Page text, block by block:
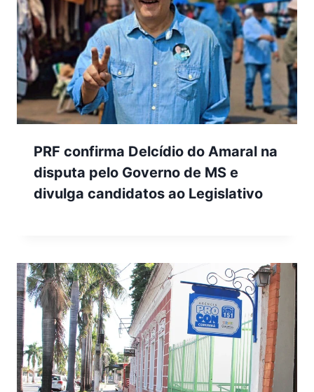
PRF confirma Delcídio do Amaral na
disputa pelo Governo de MS e
divulga candidatos ao Legislativo